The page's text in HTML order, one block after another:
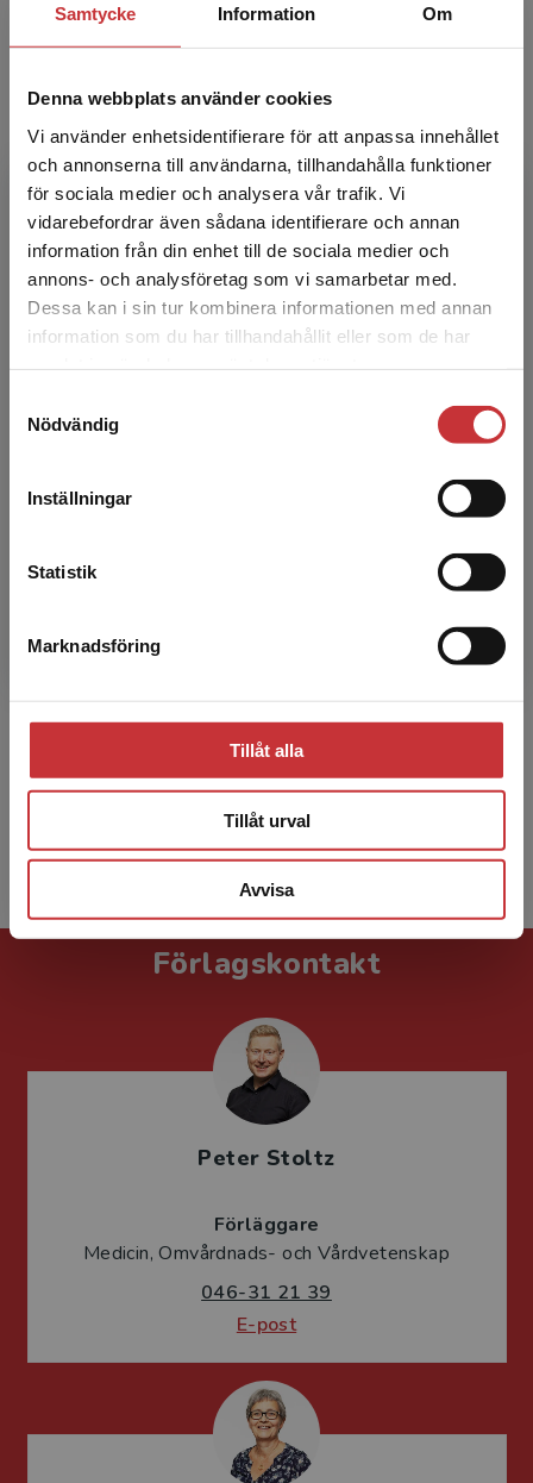
Samtycke Information Om
Denna webbplats använder cookies
Vi använder enhetsidentifierare för att anpassa innehållet
och annonserna till användarna, tillhandahålla funktioner
för sociala medier och analysera vår trafik. Vi
vidarebefordrar även sådana identifierare och annan
information från din enhet till de sociala medier och
annons- och analysföretag som vi samarbetar med.
Dessa kan i sin tur kombinera informationen med annan
information som du har tillhandahållit eller som de har
Nödvändig
Inställningar
Statistik
Marknadsföring
Tillåt alla
Tillåt urval
Avvisa
Begränsad fraktregion
Det verkar som att du besöker
studentlitteratur.se via en enhet utanför Sverige.
Vi erbjuder inte leveranser utanför Sverige. För
att kunna slutföra ett köp måste
Ulrica ä...
Viveka Andersson
Viveka Andersson är legitimerad sjuksköterska
med en specialistsjuksköterskeexamen inom
onkologisk vård. Hon är även filosofie doktor
vårdvetenskap. Ann-Caroline...
Visa alla - 5
Förlagskontakt
Peter Stoltz
Förläggare
Medicin, Omvårdnads- och Vårdvetenskap
046-31 21 39
E-post